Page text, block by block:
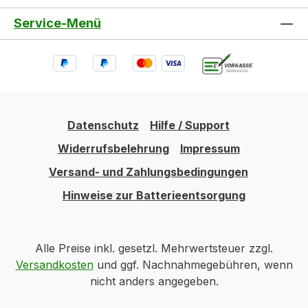
Service-Menü
Datenschutz
Hilfe / Support
Widerrufsbelehrung
Impressum
Versand- und Zahlungsbedingungen
Hinweise zur Batterieentsorgung
Alle Preise inkl. gesetzl. Mehrwertsteuer zzgl.
Versandkostenund ggf. Nachnahmegebühren, wenn
nicht anders angegeben.